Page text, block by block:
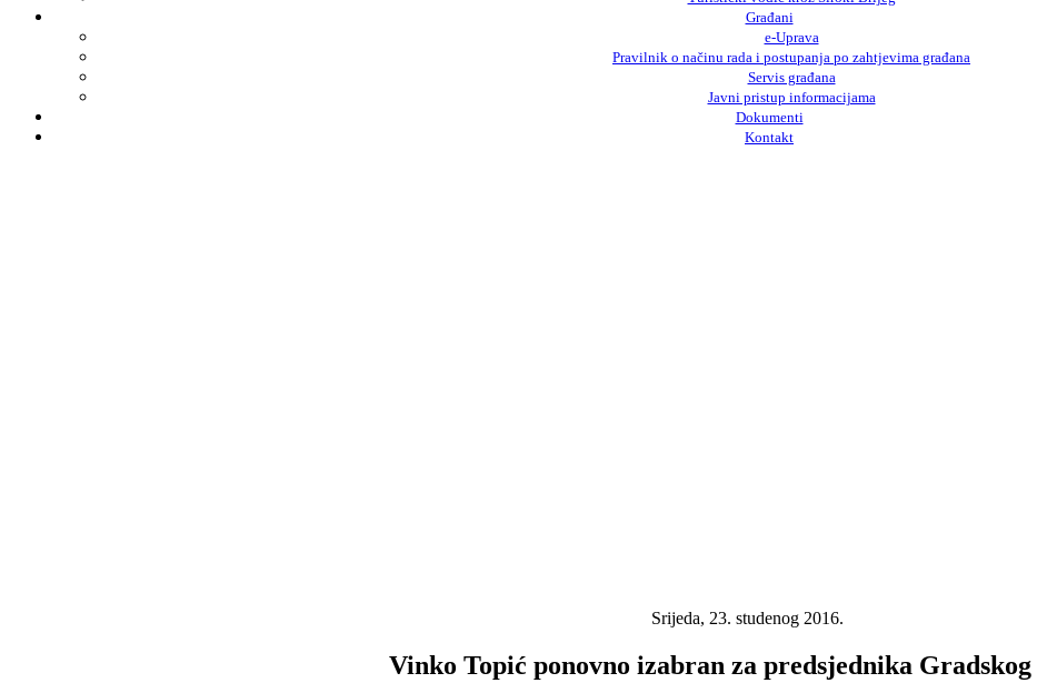
Građani
e-Uprava
Pravilnik o načinu rada i postupanja po zahtjevima građana
Servis građana
Javni pristup informacijama
Dokumenti
Kontakt
Srijeda, 23. studenog 2016.
Vinko Topić ponovno izabran za predsjednika